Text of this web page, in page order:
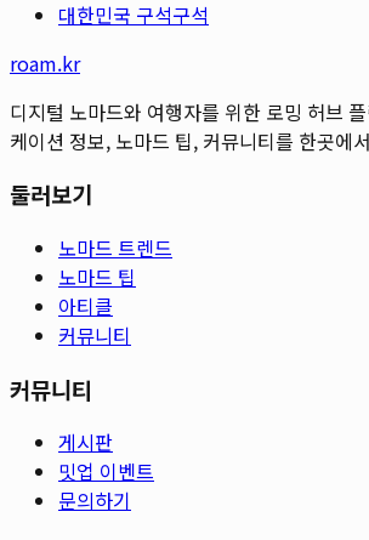
대한민국 구석구석
roam.kr
디지털 노마드와 여행자를 위한 로밍 허브
케이션 정보, 노마드 팁, 커뮤니티를 한곳에
둘러보기
노마드 트렌드
노마드 팁
아티클
커뮤니티
커뮤니티
게시판
밋업 이벤트
문의하기